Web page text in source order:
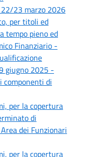
23 marzo 2026
per titoli ed
tempo pieno ed
Finanziario -
giugno 2025 -
componenti di
per la copertura
di
dei Funzionari
per la copertura